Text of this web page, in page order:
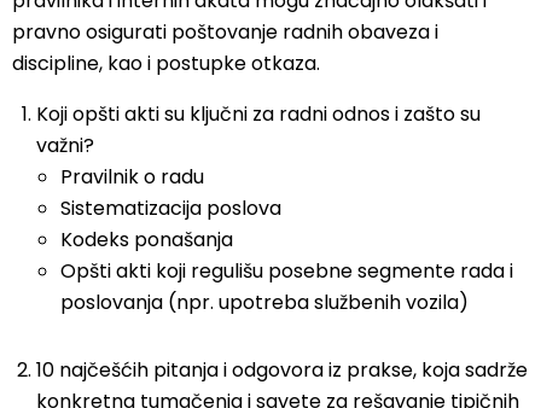
pravno osigurati poštovanje radnih obaveza i
discipline, kao i postupke otkaza.
Koji opšti akti su ključni za radni odnos i zašto su
važni?
Pravilnik o radu
Sistematizacija poslova
Kodeks ponašanja
Opšti akti koji regulišu posebne segmente rada i
poslovanja (npr. upotreba službenih vozila)
10 najčešćih pitanja i odgovora iz prakse, koja sadrže
konkretna tumačenja i savete za rešavanje tipičnih